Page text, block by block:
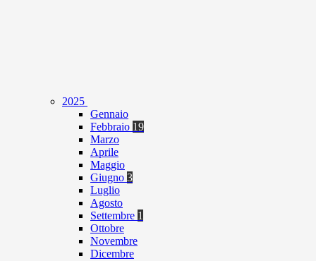
2025
Gennaio
Febbraio 19
Marzo
Aprile
Maggio
Giugno 3
Luglio
Agosto
Settembre 1
Ottobre
Novembre
Dicembre